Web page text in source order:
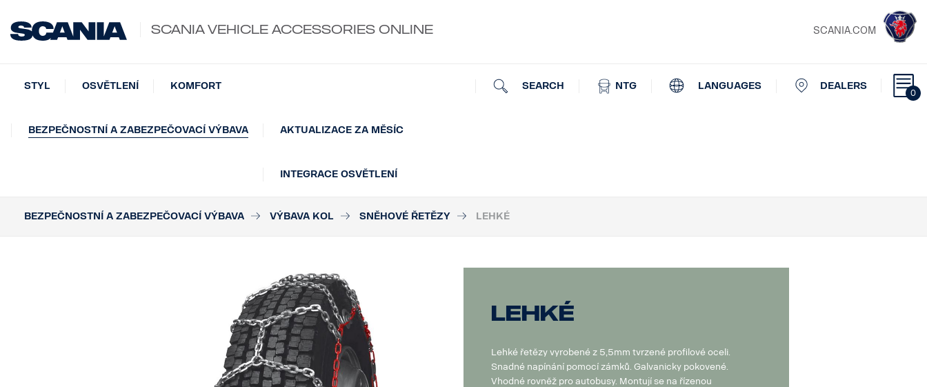
SCANIA VEHICLE ACCESSORIES ONLINE SCANIA.COM
0
SEARCH NTG LANGUAGES DEALERS
STYL OSVĚTLENÍ KOMFORT
BEZPEČNOSTNÍ A ZABEZPEČOVACÍ VÝBAVA AKTUALIZACE ZA MĚSÍC
INTEGRACE OSVĚTLENÍ
BEZPEČNOSTNÍ A ZABEZPEČOVACÍ VÝBAVA VÝBAVA KOL SNĚHOVÉ ŘETĚZY LEHKÉ
Lehké
Lehké řetězy vyrobené z 5,5mm tvrzené profilové oceli.
Snadné napínání pomocí zámků. Galvanicky pokovené.
Vhodné rovněž pro autobusy. Montují se na řízenou